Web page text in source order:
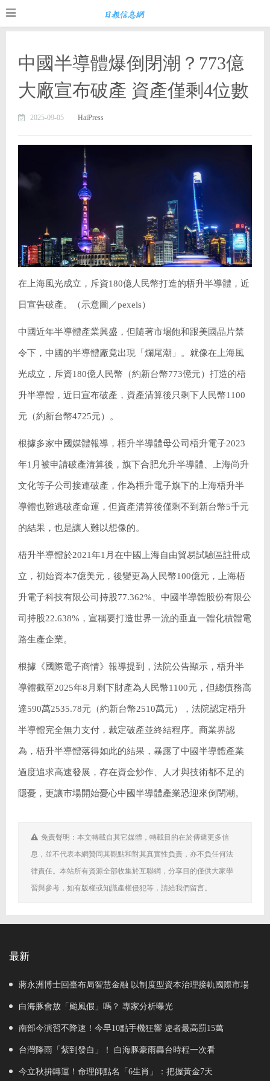
中國半導體爆倒閉潮？773億
大廠宣布破產 資產僅剩4位數
2025-09-05 HaiPress
在上海風光成立，斥資180億人民幣打造的梧升半導體，近
日宣告破產。（示意圖／pexels）
中國近年半導體產業興盛，但隨著市場飽和跟美國晶片禁
令下，中國的半導體廠竟出現「爛尾潮」。就像在上海風
光成立，斥資180億人民幣（約新台幣773億元）打造的梧
升半導體，近日宣布破產，資產清算後只剩下人民幣1100
元（約新台幣4725元）。
根據多家中國媒體報導，梧升半導體母公司梧升電子2023
年1月被申請破產清算後，旗下合肥允升半導體、上海尚升
文化等子公司接連破產，作為梧升電子旗下的上海梧升半
導體也難逃破產命運，但資產清算後僅剩不到新台幣5千元
的結果，也是讓人難以想像的。
梧升半導體於2021年1月在中國上海自由貿易試驗區註冊成
立，初始資本7億美元，後變更為人民幣100億元，上海梧
升電子科技有限公司持股77.362%、中國半導體股份有限公
司持股22.638%，宣稱要打造世界一流的垂直一體化積體電
路生產企業。
根據《國際電子商情》報導提到，法院公告顯示，梧升半
導體截至2025年8月剩下財產為人民幣1100元，但總債務高
達590萬2535.78元（約新台幣2510萬元），法院認定梧升
半導體完全無力支付，裁定破產並終結程序。商業界認
為，梧升半導體落得如此的結果，暴露了中國半導體產業
過度追求高速發展，存在資金炒作、人才與技術都不足的
隱憂，更讓市場開始憂心中國半導體產業恐迎來倒閉潮。
免責聲明：本文轉載自其它媒體，轉載目的在於傳遞更多信
息，並不代表本網贊同其觀點和對其真實性負責，亦不負任何法
律責任。本站所有資源全部收集於互聯網，分享目的僅供大家學
習與參考，如有版權或知識產權侵犯等，請給我們留言。
最新
蔣永洲博士回臺布局智慧金融 以制度型資本治理接軌國際市場
白海豚會放「颱風假」嗎？ 專家分析曝光
南部今演習不降速！今早10點手機狂響 違者最高罰15萬
台灣降雨「紫到發白」！ 白海豚豪雨轟台時程一次看
今立秋拚轉運！命理師點名「6生肖」：把握黃金7天